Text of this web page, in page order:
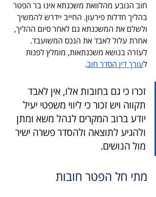
חוב הנובע מהלוואת משכנתא אינו בר הפטר
בהליך חדלות פירעון. החייב יידרש להמשיך
ולשלם את המשכנתא גם לאחר סיום ההליך,
אחרת עלול לאבד את הנכס המשועבד.
לעזרה בנושא משכנתאות, מומלץ לפנות
לעורך דין הסדר חוב.
זכרו כי גם בחובות אלו, אין לאבד
תקווה ויש זכור כי ליווי משפטי יעיל
יודע ברוב המקרים לנהל משא ומתן
ולהגיע לתוצאה ולהסדר פשרה ישיר
מול הנושים.
מתי חל הפטר חובות